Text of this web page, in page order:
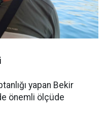
yapan Bekir
önemli ölçüde